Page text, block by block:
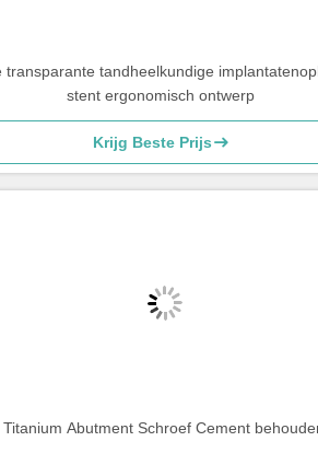
transparante tandheelkundige
stent ergonomisch ontwerp
Krijg Beste Prijs
Abutment Schroef Cement